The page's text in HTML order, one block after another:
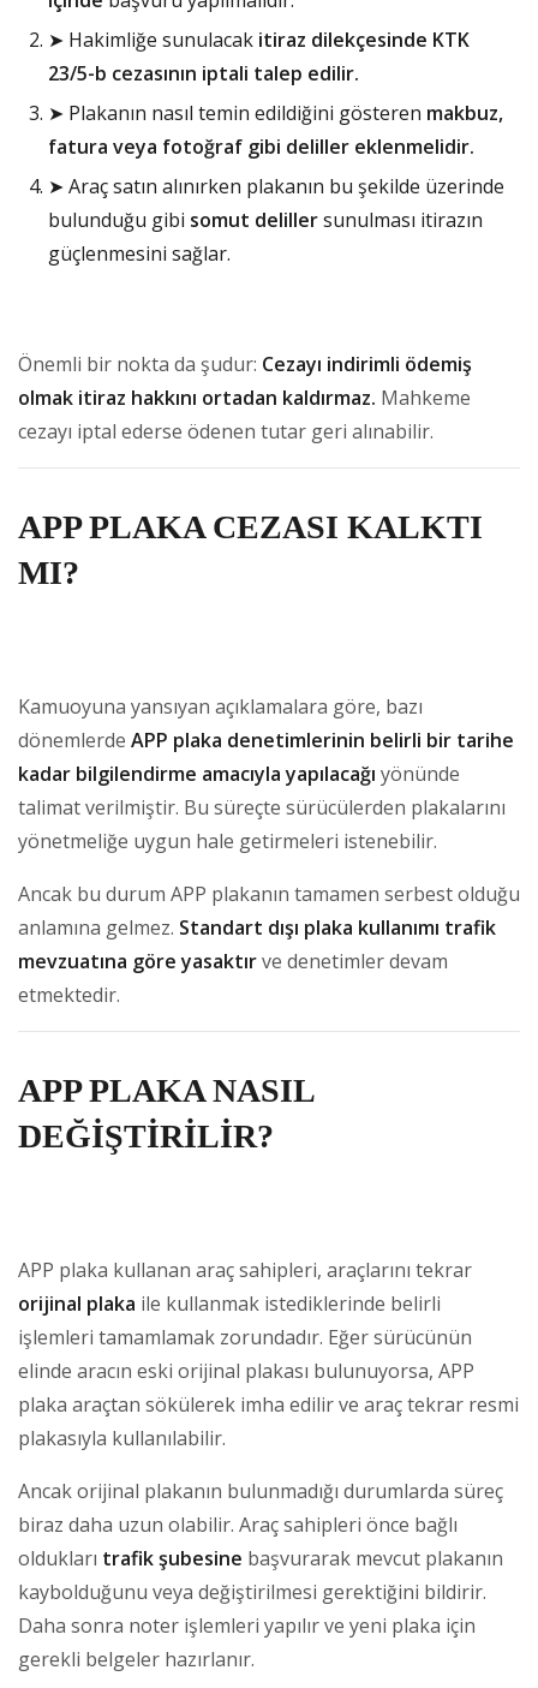
➤ Hakimliğe sunulacak itiraz dilekçesinde KTK
23/5-b cezasının iptali talep edilir.
➤ Plakanın nasıl temin edildiğini gösteren makbuz,
fatura veya fotoğraf gibi deliller eklenmelidir.
➤ Araç satın alınırken plakanın bu şekilde üzerinde
bulunduğu gibi somut delillersunulması itirazın
güçlenmesini sağlar.
Önemli bir nokta da şudur: Cezayı indirimli ödemiş
olmak itiraz hakkını ortadan kaldırmaz. Mahkeme
cezayı iptal ederse ödenen tutar geri alınabilir.
APP PLAKA CEZASI KALKTI
MI?
Kamuoyuna yansıyan açıklamalara göre, bazı
dönemlerde APP plaka denetimlerinin belirli bir tarihe
kadar bilgilendirme amacıyla yapılacağı yönünde
talimat verilmiştir. Bu süreçte sürücülerden plakalarını
yönetmeliğe uygun hale getirmeleri istenebilir.
Ancak bu durum APP plakanın tamamen serbest olduğu
anlamına gelmez. Standart dışı plaka kullanımı trafik
mevzuatına göre yasaktırve denetimler devam
etmektedir.
APP PLAKA NASIL
DEĞİŞTİRİLİR?
APP plaka kullanan araç sahipleri, araçlarını tekrar
orijinal plaka ile kullanmak istediklerinde belirli
işlemleri tamamlamak zorundadır. Eğer sürücünün
elinde aracın eski orijinal plakası bulunuyorsa, APP
plaka araçtan sökülerek imha edilir ve araç tekrar resmi
plakasıyla kullanılabilir.
Ancak orijinal plakanın bulunmadığı durumlarda süreç
biraz daha uzun olabilir. Araç sahipleri önce bağlı
oldukları trafik şubesine başvurarak mevcut plakanın
kaybolduğunu veya değiştirilmesi gerektiğini bildirir.
Daha sonra noter işlemleri yapılır ve yeni plaka için
gerekli belgeler hazırlanır.